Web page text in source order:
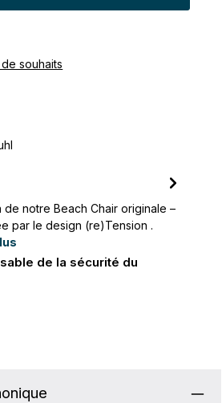
souhaits
notre Beach Chair originale –
par le design (re)Tension .
de la sécurité du